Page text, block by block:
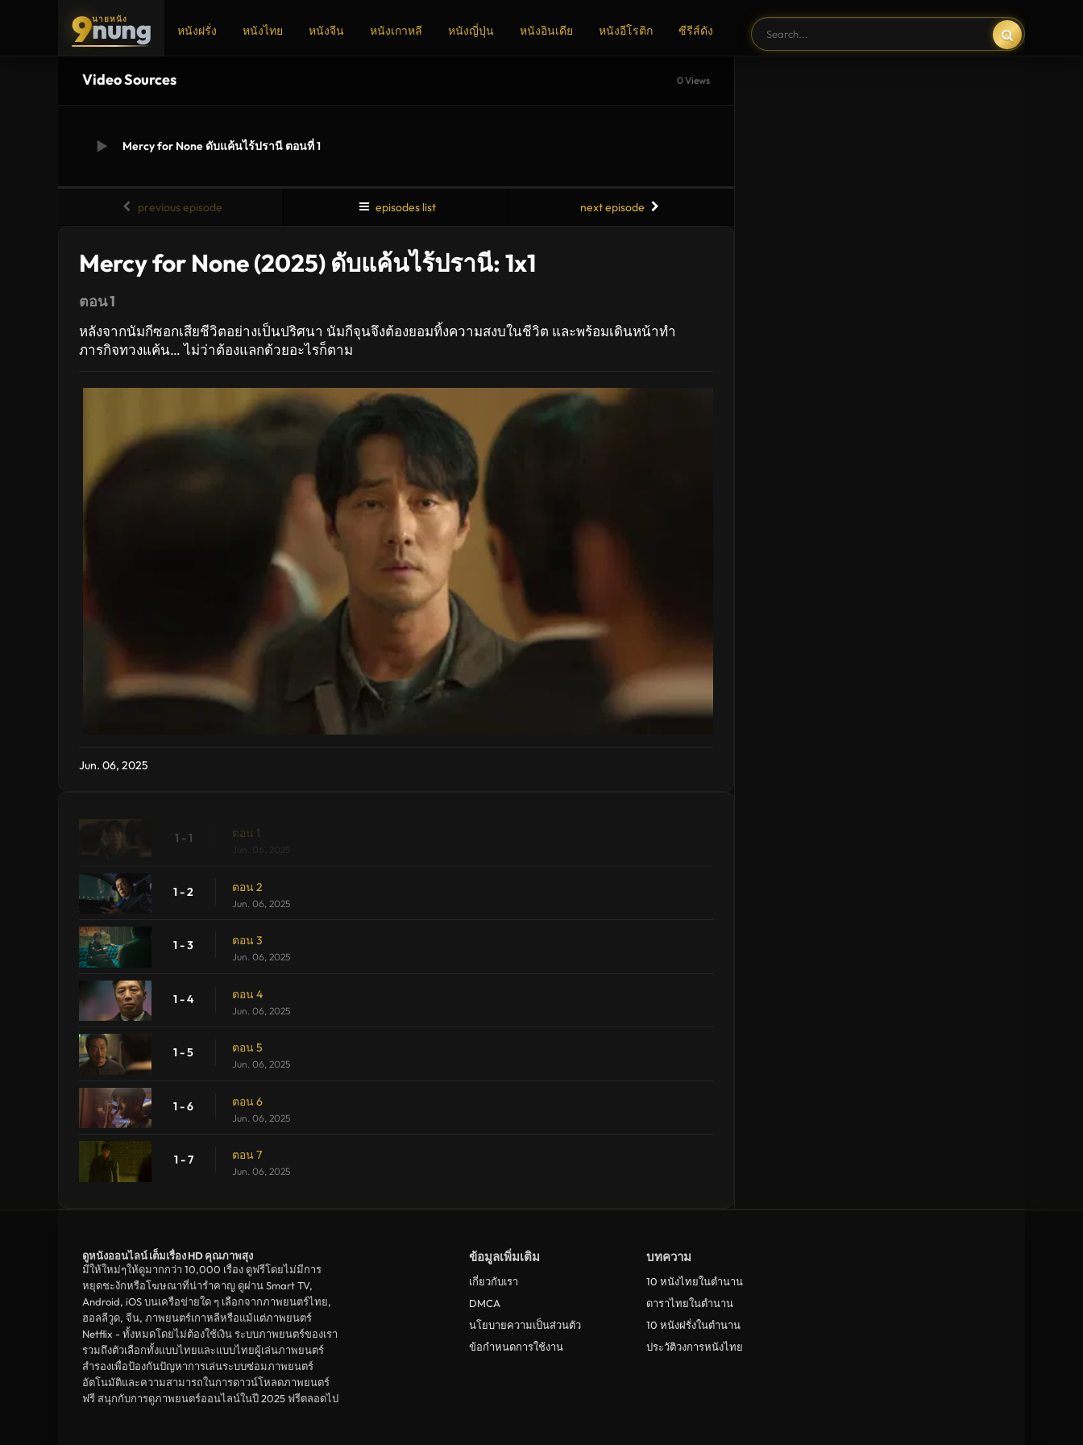
9นายหนัง
nung หนังฝรั่ง หนังไทย หนังจีน หนังเกาหลี หนังญี่ปุ่น หนังอินเดีย หนังอีโรติก ซีรีส์ดัง
Video Sources 0 Views
Mercy for None ดับแค้นไร้ปรานี ตอนที่ 1
previous episode episodes list next episode
Mercy for None (2025) ดับแค้นไร้ปรานี: 1x1
ตอน 1
หลังจากนัมกีซอกเสียชีวิตอย่างเป็นปริศนา นัมกีจุนจึงต้องยอมทิ้งความสงบในชีวิต และพร้อมเดินหน้าทำ
ภารกิจทวงแค้น… ไม่ว่าต้องแลกด้วยอะไรก็ตาม
Jun. 06, 2025
1 - 1 ตอน 1
1 - 2 ตอน 2
Jun. 06, 2025
1 - 3 ตอน 3
Jun. 06, 2025
1 - 4 ตอน 4
Jun. 06, 2025
1 - 5 ตอน 5
Jun. 06, 2025
1 - 6 ตอน 6
Jun. 06, 2025
1 - 7 ตอน 7
Jun. 06, 2025
ข้อมูลเพิ่มเติม
เกี่ยวกับเรา
DMCA
นโยบายความเป็นส่วนตัว
ข้อกำหนดการใช้งาน
บทความ
10 หนังไทยในตำนาน
ดาราไทยในตำนาน
10 หนังฝรั่งในตำนาน
ประวัติวงการหนังไทย
ดูหนังออนไลน์ เต็มเรื่อง HD คุณภาพสุง
มีให้ใหม่ๆให้ดูมากกว่า 10,000 เรื่อง ดูฟรีโดยไม่มีการ
หยุดชะงักหรือโฆษณาที่น่ารำคาญ ดูผ่าน Smart TV,
Android, iOS บนเครือข่ายใด ๆ เลือกจากภาพยนตร์ไทย,
ฮอลลีวูด, จีน, ภาพยนตร์เกาหลีหรือแม้แต่ภาพยนตร์
Netflix - ทั้งหมดโดยไม่ต้องใช้เงิน ระบบภาพยนตร์ของเรา
รวมถึงตัวเลือกทั้งแบบไทยและแบบไทยผู้เล่นภาพยนตร์
สำรองเพื่อป้องกันปัญหาการเล่นระบบซ่อมภาพยนตร์
อัตโนมัติและความสามารถในการดาวน์โหลดภาพยนตร์
ฟรี สนุกกับการดูภาพยนตร์ออนไลน์ในปี 2025 ฟรีตลอดไป